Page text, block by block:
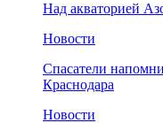
Над акваторией
Новости
Спасатели
Краснодара
Новости